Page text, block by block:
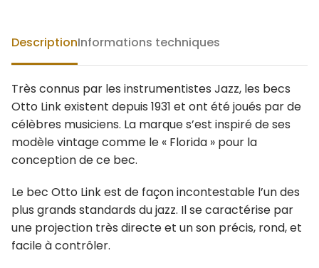
DescriptionInformations techniques
Très connus par les instrumentistes Jazz, les becs
Otto Link existent depuis 1931 et ont été joués par de
célèbres musiciens. La marque s’est inspiré de ses
modèle vintage comme le « Florida » pour la
conception de ce bec.
Le bec Otto Link est de façon incontestable l’un des
plus grands standards du jazz. Il se caractérise par
une projection très directe et un son précis, rond, et
facile à contrôler.